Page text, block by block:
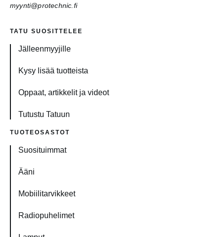
myynti@protechnic.fi
TATU SUOSITTELEE
Jälleenmyyjille
Kysy lisää tuotteista
Oppaat, artikkelit ja videot
Tutustu Tatuun
TUOTEOSASTOT
Suosituimmat
Ääni
Mobiilitarvikkeet
Radiopuhelimet